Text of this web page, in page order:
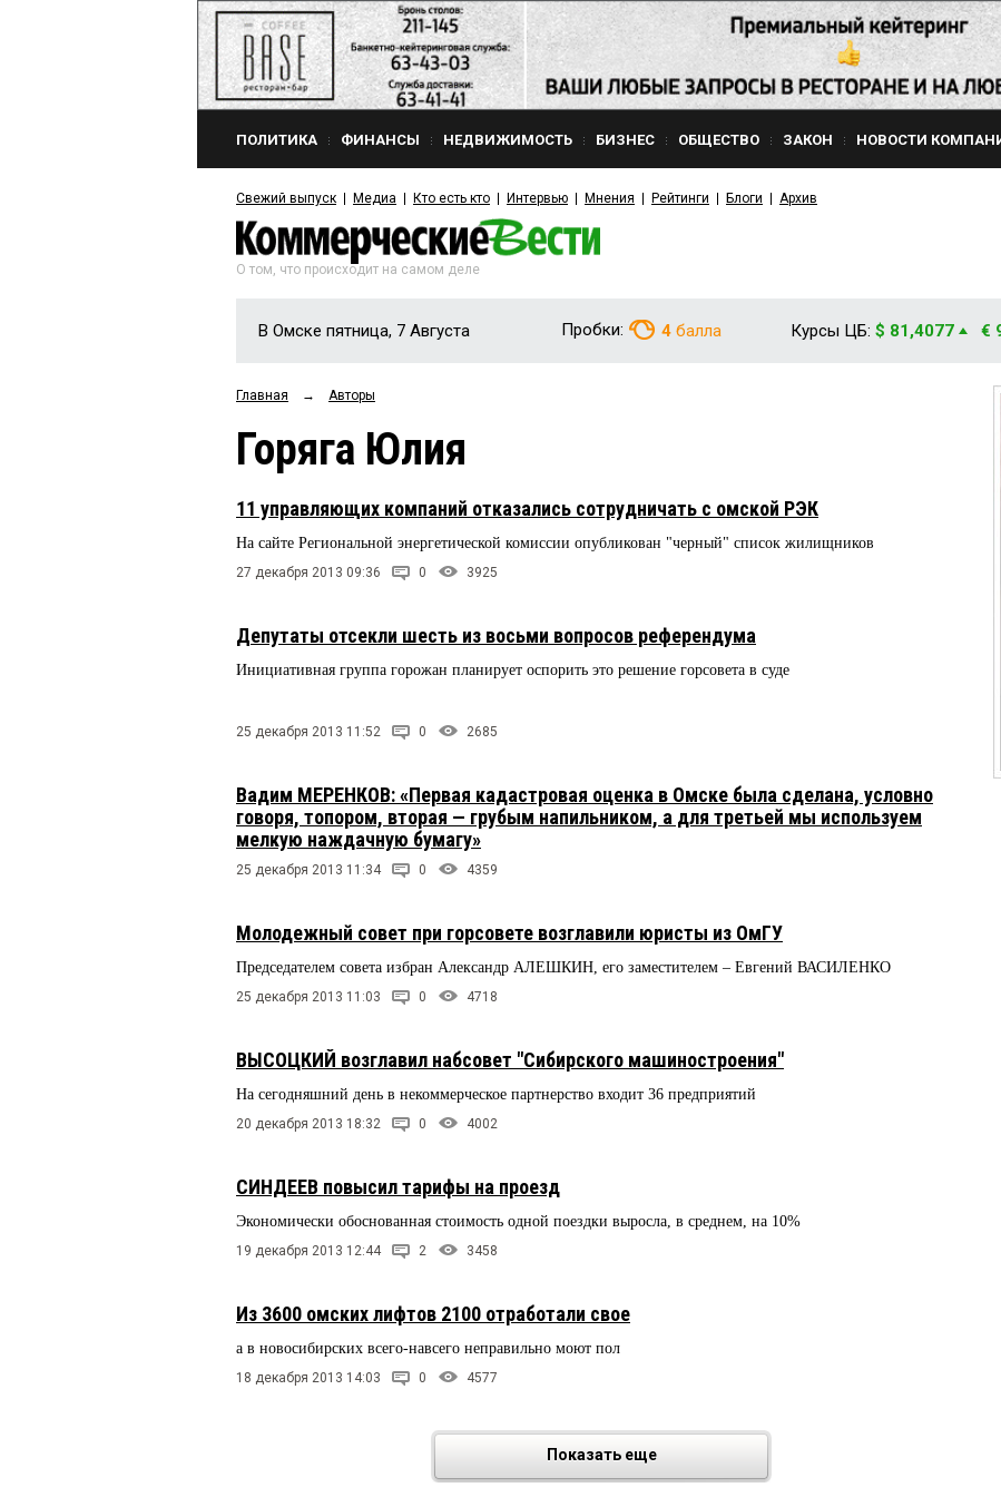
ПОЛИТИКА ФИНАНСЫ НЕДВИЖИМОСТЬ БИЗНЕС ОБЩЕСТВО ЗАКОН НОВОСТИ
Свежий выпуск Медиа Кто есть кто Интервью Мнения Рейтинги Блоги Архив
О том, что происходит на самом деле
В Омске пятница, 7 Августа Пробки: 4 балла Курсы ЦБ: $ 81,4077 €
Главная → Авторы
Горяга Юлия
11 управляющих компаний отказались сотрудничать с омской РЭК
На сайте Региональной энергетической комиссии опубликован "черный" список жилищников
27 декабря 2013 09:36 0 3925
Депутаты отсекли шесть из восьми вопросов референдума
Инициативная группа горожан планирует оспорить это решение горсовета в суде
25 декабря 2013 11:52 0 2685
Вадим МЕРЕНКОВ: «Первая кадастровая оценка в Омске была сделана, условно
говоря, топором, вторая — грубым напильником, а для третьей мы используем
мелкую наждачную бумагу»
25 декабря 2013 11:34 0 4359
Молодежный совет при горсовете возглавили юристы из ОмГУ
Председателем совета избран Александр АЛЕШКИН, его заместителем – Евгений ВАСИЛЕНКО
25 декабря 2013 11:03 0 4718
ВЫСОЦКИЙ возглавил набсовет "Сибирского машиностроения"
На сегодняшний день в некоммерческое партнерство входит 36 предприятий
20 декабря 2013 18:32 0 4002
СИНДЕЕВ повысил тарифы на проезд
Экономически обоснованная стоимость одной поездки выросла, в среднем, на 10%
19 декабря 2013 12:44 2 3458
Из 3600 омских лифтов 2100 отработали свое
а в новосибирских всего-навсего неправильно моют пол
18 декабря 2013 14:03 0 4577
Показать еще